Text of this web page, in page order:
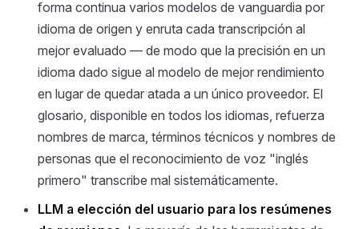
forma continua varios modelos de vanguardia por
idioma de origen y enruta cada transcripción al
mejor evaluado — de modo que la precisión en un
idioma dado sigue al modelo de mejor rendimiento
en lugar de quedar atada a un único proveedor. El
glosario, disponible en todos los idiomas, refuerza
nombres de marca, términos técnicos y nombres de
personas que el reconocimiento de voz "inglés
primero" transcribe mal sistemáticamente.
LLM a elección del usuario para los resúmenes